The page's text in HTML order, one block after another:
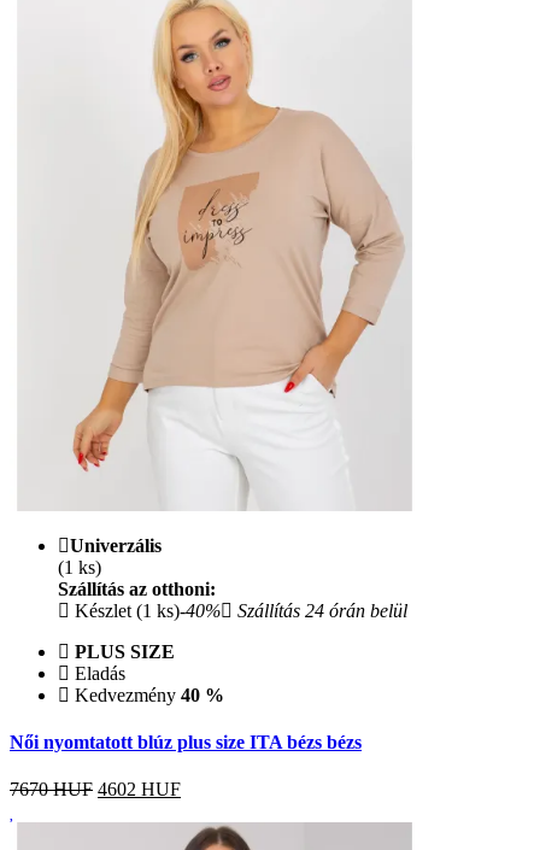
Univerzális
(1 ks)
Szállítás az otthoni:
Készlet (1 ks)-40%
Szállítás 24 órán belül
PLUS SIZE
Eladás
Kedvezmény 40 %
Női nyomtatott blúz plus size ITA bézs bézs
7670 HUF 4602 HUF